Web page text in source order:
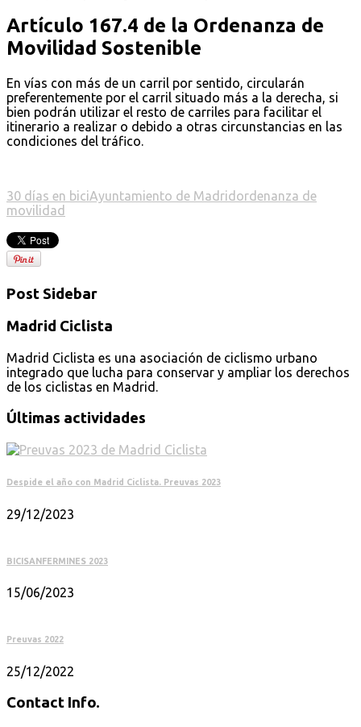
Artículo 167.4 de la Ordenanza de
Movilidad Sostenible
En vías con más de un carril por sentido, circularán
preferentemente por el carril situado más a la derecha, si
bien podrán utilizar el resto de carriles para facilitar el
itinerario a realizar o debido a otras circunstancias en las
condiciones del tráfico.
30 días en biciAyuntamiento de Madrid ordenanza de
movilidad
Post Sidebar
Madrid Ciclista
Madrid Ciclista es una asociación de ciclismo urbano
integrado que lucha para conservar y ampliar los derechos
de los ciclistas en Madrid.
Últimas actividades
Despide el año con Madrid Ciclista. Preuvas 2023
29/12/2023
BICISANFERMINES 2023
15/06/2023
Preuvas 2022
25/12/2022
Contact Info.